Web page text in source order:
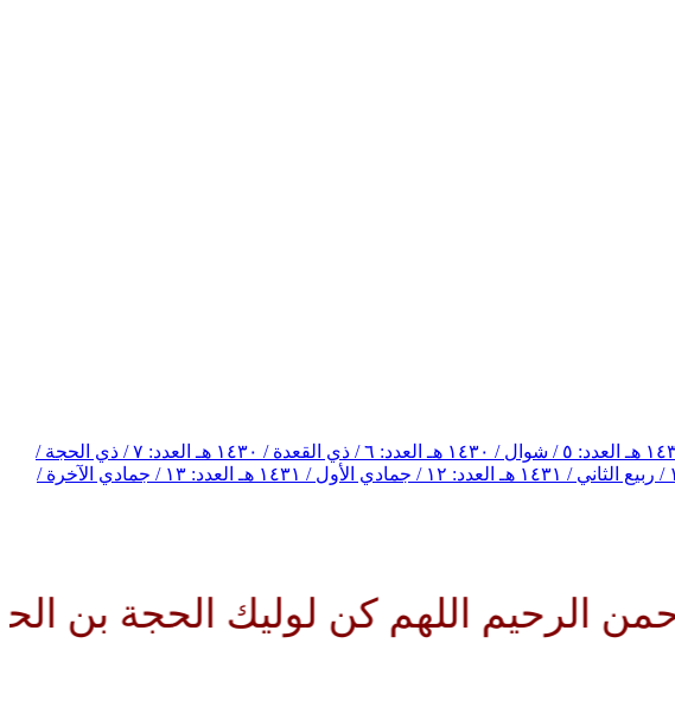
العدد: ٥ / شوال / ١٤٣٠ هـ العدد: ٦ / ذي القعدة / ١٤٣٠ هـ
العدد: ٧ / ذي الحجة /
العدد: ١٢ / جمادي الأول / ١٤٣١ هـ
العدد: ١٣ / جمادي الآخرة /
اللهم كن لوليك الحجة بن الحسن